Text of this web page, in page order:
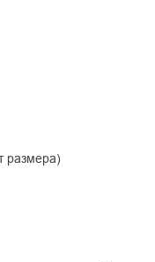
размера)